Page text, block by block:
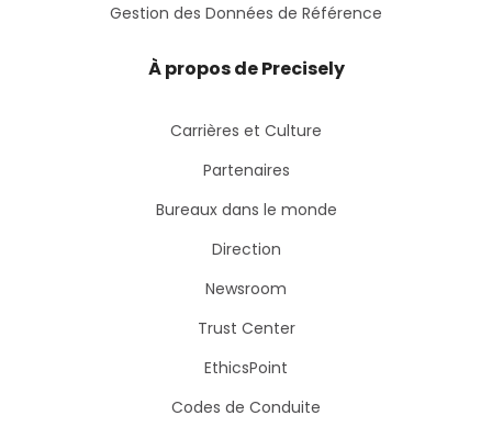
Gestion des Données de Référence
À propos de Precisely
Carrières et Culture
Partenaires
Bureaux dans le monde
Direction
Newsroom
Trust Center
EthicsPoint
Codes de Conduite